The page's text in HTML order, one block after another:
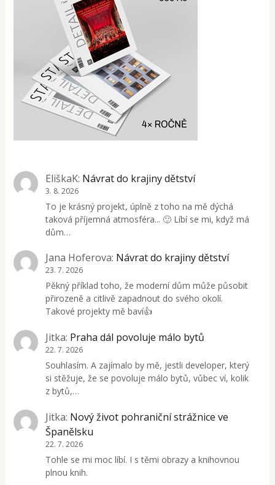
EliškaK: Návrat do krajiny dětství
3. 8. 2026
To je krásný projekt, úplně z toho na mě dýchá
taková příjemná atmosféra... 🙂 Líbí se mi, když má
dům…
Jana Hoferova: Návrat do krajiny dětství
23. 7. 2026
Pěkný příklad toho, že moderní dům může působit
přirozeně a citlivě zapadnout do svého okolí.
Takové projekty mě baví👍
Jitka: Praha dál povoluje málo bytů
22. 7. 2026
Souhlasím. A zajímalo by mě, jestli developer, který
si stěžuje, že se povoluje málo bytů, vůbec ví, kolik
z bytů,…
Jitka: Nový život pohraniční strážnice ve
Španělsku
22. 7. 2026
Tohle se mi moc líbí. I s těmi obrazy a knihovnou
plnou knih.